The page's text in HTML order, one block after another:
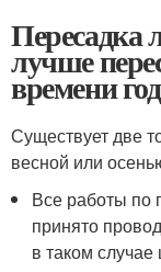
Пересадка
лучше
времени
Существует две
весной или
Все работы по
принято
в таком